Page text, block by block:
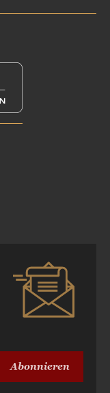
Abonnieren